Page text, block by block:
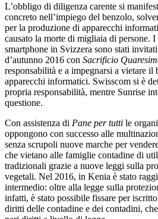
L’obbligo di diligenza carente si
concreto nell’impiego del benzolo,
per la produzione di apparecchi
causato la morte di migliaia di persone.
smartphone in Svizzera sono stati
d’autunno 2016 con Sacrificio
responsabilità e a impegnarsi a vietare
apparecchi informatici. Swisscom si è
propria responsabilità, mentre Sunrise
questione.
Con assistenza di Pane per tutti le
oppongono con successo alle
senza scrupoli nuove marche per
che vietano alle famiglie contadine di
tradizionali grazie a nuove leggi sulla
vegetali. Nel 2016, in Kenia è stato
intermedio: oltre alla legge sulla
infatti, è stato possibile fissare per
diritti delle contadine e dei contadini,